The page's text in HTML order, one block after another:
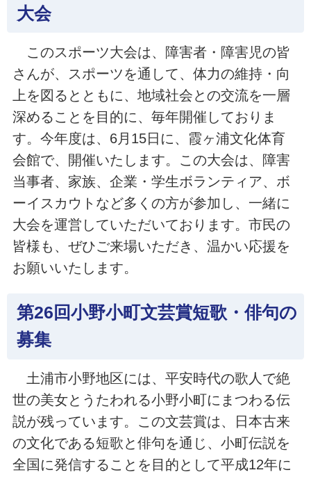
大会
このスポーツ大会は、障害者・障害児の皆
さんが、スポーツを通して、体力の維持・向
上を図るとともに、地域社会との交流を一層
深めることを目的に、毎年開催しておりま
す。今年度は、6月15日に、霞ヶ浦文化体育
会館で、開催いたします。この大会は、障害
当事者、家族、企業・学生ボランティア、ボ
ーイスカウトなど多くの方が参加し、一緒に
大会を運営していただいております。市民の
皆様も、ぜひご来場いただき、温かい応援を
お願いいたします。
第26回小野小町文芸賞短歌・俳句の
募集
土浦市小野地区には、平安時代の歌人で絶
世の美女とうたわれる小野小町にまつわる伝
説が残っています。この文芸賞は、日本古来
の文化である短歌と俳句を通じ、小町伝説を
全国に発信することを目的として平成12年に